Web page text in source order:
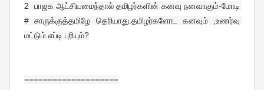
2 பாஜக ஆட்சியமைந்தால் தமிழர்களின் கனவு நனவாகும்-மோடி
# சாருக்குத்தமிழே தெரியாது.தமிழர்களோட கனவும் ,உணர்வு
மட்டும் எப்டி புரியும்?
====================